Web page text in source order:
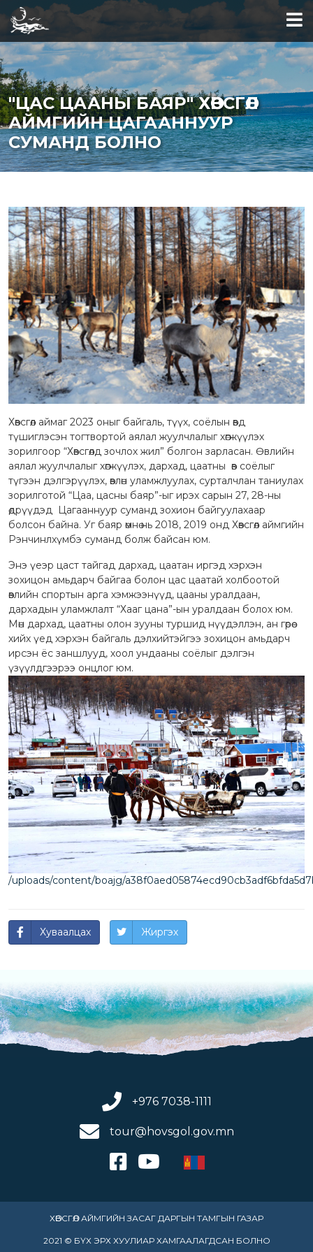
"ЦАС ЦААНЫ БАЯР" ХӨВСГӨЛ
АЙМГИЙН ЦАГААННУУР
СУМАНД БОЛНО
Хөвсгөл аймаг 2023 оныг байгаль, түүх, соёлын өвд
түшиглэсэн тогтвортой аялал жуулчлалыг хөгжүүлэх
зорилгоор “Хөвсгөлд зочлох жил” болгон зарласан. Өвлийн
аялал жуулчлалыг хөгжүүлэх, дархад, цаатны өв соёлыг
түгээн дэлгэрүүлэх, өвлөн уламжлуулах, сурталчлан таниулах
зорилготой “Цаа, цасны баяр”-ыг ирэх сарын 27, 28-ны
өдрүүдэд Цагааннуур суманд зохион байгуулахаар
болсон байна. Уг баяр өмнө нь 2018, 2019 онд Хөвсгөл аймгийн
Рэнчинлхүмбэ суманд болж байсан юм.
Энэ үеэр цаст тайгад дархад, цаатан иргэд хэрхэн
зохицон амьдарч байгаа болон цас цаатай холбоотой
өвлийн спортын арга хэмжээнүүд, цааны уралдаан,
дархадын уламжлалт “Хааг цана”-ын уралдаан болох юм.
Мөн дархад, цаатны олон зууны туршид нүүдэллэн, ан гөрөө
хийх үед хэрхэн байгаль дэлхийтэйгээ зохицон амьдарч
ирсэн ёс заншлууд, хоол ундааны соёлыг дэлгэн
үзүүлдгээрээ онцлог юм.
/uploads/content/boajg/
Хуваалцах Жиргэх
+976 7038-1111
tour@hovsgol.gov.mn
ХӨВСГӨЛ АЙМГИЙН ЗАСАГ ДАРГЫН ТАМГЫН ГАЗАР
2021 © БҮХ ЭРХ ХУУЛИАР ХАМГААЛАГДСАН БОЛНО